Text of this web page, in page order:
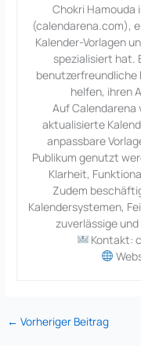
Chokri Hamouda
(calendarena.com),
Kalender-Vorlagen
spezialisiert hat.
benutzerfreundliche
helfen, ihren
Auf
aktualisierte
anpassbare
Publikum genutzt
Klarheit,
Zudem
Kalendersystemen,
zuverlässige
Kontakt:
← Vorheriger Beitrag